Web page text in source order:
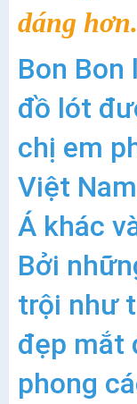
dáng hơn.
Bon
đồ lót
chị em
Việt
Á khác
Bởi
trội như
đẹp mắt
phong